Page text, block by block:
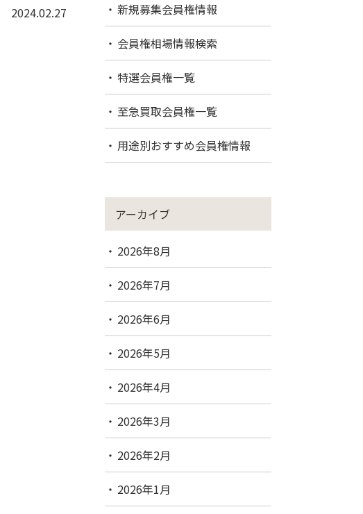
2024.02.27 新規募集会員権情報
会員権相場情報検索
特選会員権一覧
至急買取会員権一覧
用途別おすすめ会員権情報
アーカイブ
2026年8月
2026年7月
2026年6月
2026年5月
2026年4月
2026年3月
2026年2月
2026年1月